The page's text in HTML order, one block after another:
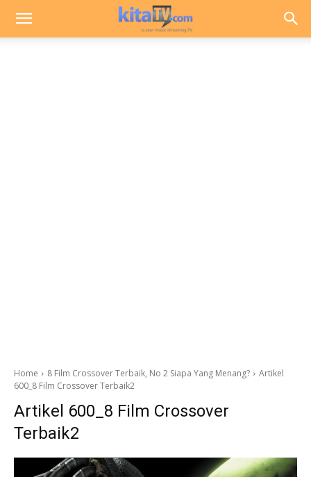
Home 8 Film Crossover Terbaik, No 2 Siapa Yang Menang?
Artikel
600_8 Film Crossover Terbaik2
Artikel 600_8 Film Crossover
Terbaik2